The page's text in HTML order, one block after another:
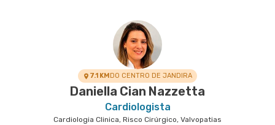
7.1 KMDO CENTRO DE JANDIRA
Daniella Cian Nazzetta
Cardiologista
Cardiologia Clinica, Risco Cirúrgico, Valvopatias